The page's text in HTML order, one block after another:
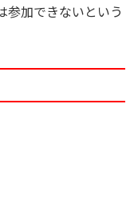
参加できないという